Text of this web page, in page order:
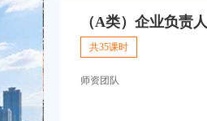
（A类）企业负责人
共35课时
师资团队